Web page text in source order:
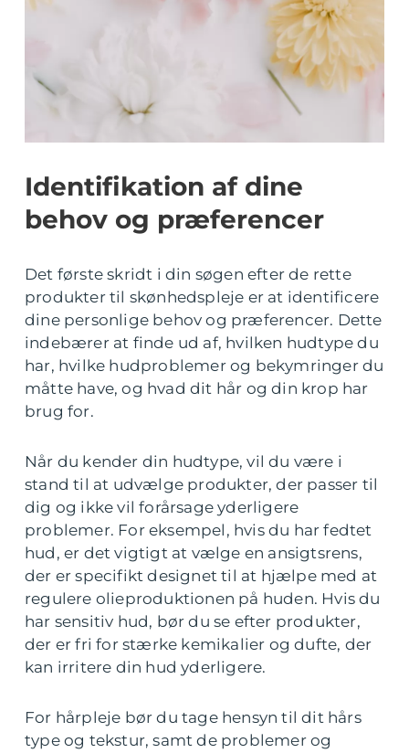
Identifikation af dine
behov og præferencer
Det første skridt i din søgen efter de rette
produkter til skønhedspleje er at identificere
dine personlige behov og præferencer. Dette
indebærer at finde ud af, hvilken hudtype du
har, hvilke hudproblemer og bekymringer du
måtte have, og hvad dit hår og din krop har
brug for.
Når du kender din hudtype, vil du være i
stand til at udvælge produkter, der passer til
dig og ikke vil forårsage yderligere
problemer. For eksempel, hvis du har fedtet
hud, er det vigtigt at vælge en ansigtsrens,
der er specifikt designet til at hjælpe med at
regulere olieproduktionen på huden. Hvis du
har sensitiv hud, bør du se efter produkter,
der er fri for stærke kemikalier og dufte, der
kan irritere din hud yderligere.
For hårpleje bør du tage hensyn til dit hårs
type og tekstur, samt de problemer og